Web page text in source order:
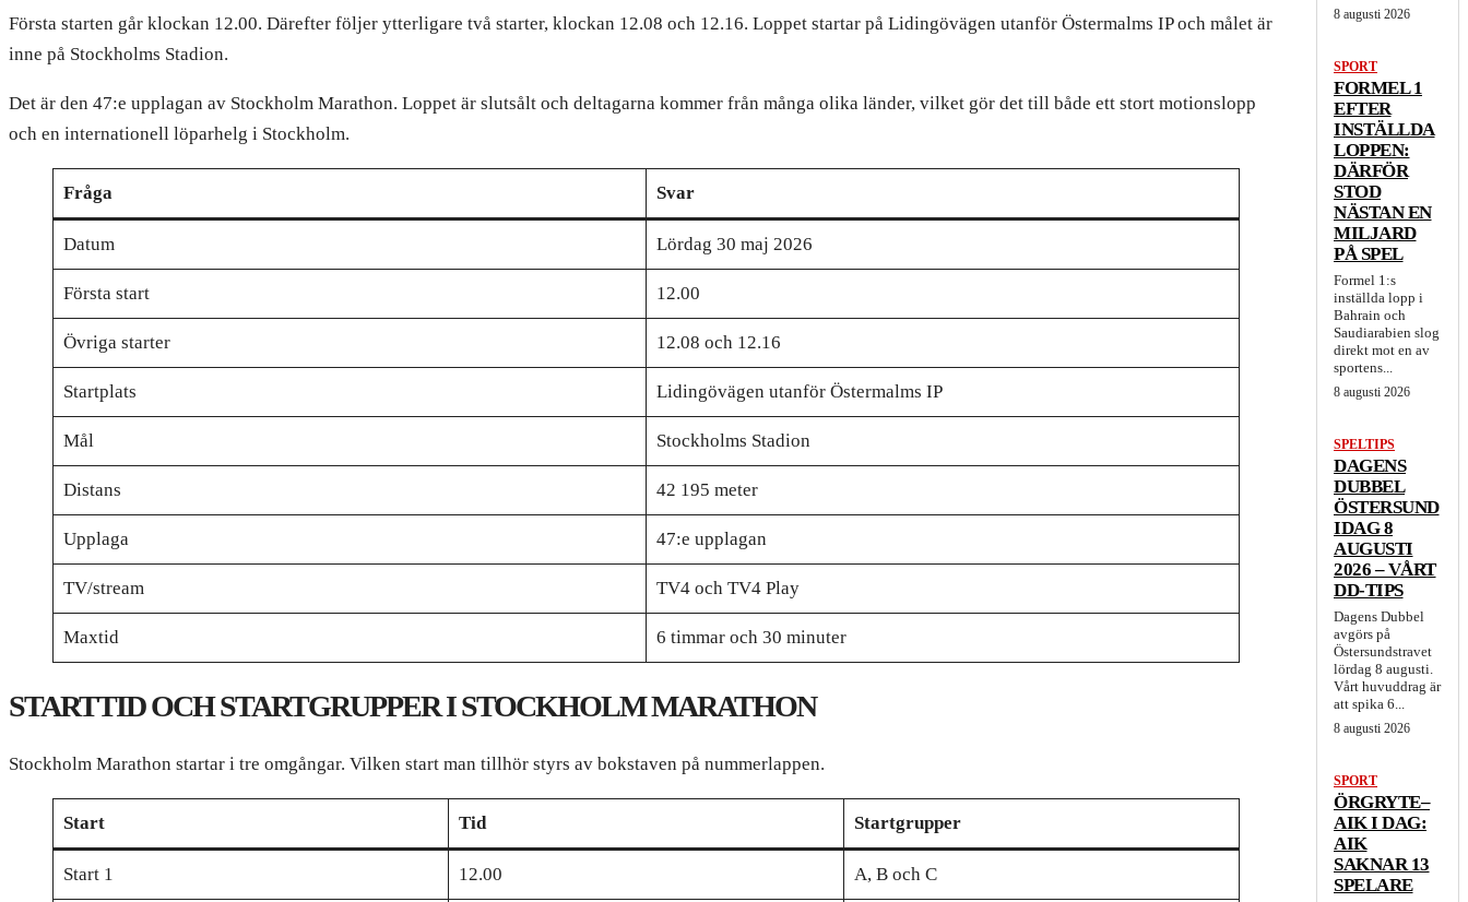
Första starten går klockan 12.00. Därefter följer ytterligare två starter, klockan 12.08 och 12.16. Loppet startar på Lidingövägen utanför Östermalms IP och målet är
inne på Stockholms Stadion.
Det är den 47:e upplagan av Stockholm Marathon. Loppet är slutsålt och deltagarna kommer från många olika länder, vilket gör det till både ett stort motionslopp
och en internationell löparhelg i Stockholm.
Fråga Svar
Datum Lördag 30 maj 2026
Första start 12.00
Övriga starter 12.08 och 12.16
Startplats Lidingövägen utanför Östermalms IP
Mål Stockholms Stadion
Distans 42 195 meter
Upplaga 47:e upplagan
TV/stream TV4 och TV4 Play
Maxtid 6 timmar och 30 minuter
STARTTID OCH STARTGRUPPER I STOCKHOLM MARATHON
Stockholm Marathon startar i tre omgångar. Vilken start man tillhör styrs av bokstaven på nummerlappen.
Start Tid Startgrupper
Start 1 12.00 A, B och C
8 augusti 2026
SPORT
FORMEL 1
EFTER
INSTÄLLDA
LOPPEN:
DÄRFÖR
STOD
NÄSTAN EN
MILJARD
PÅ SPEL
Formel 1:s
inställda lopp i
Bahrain och
Saudiarabien slog
direkt mot en av
sportens...
8 augusti 2026
SPELTIPS
DAGENS
DUBBEL
ÖSTERSUND
IDAG 8
AUGUSTI
2026 – VÅRT
DD-TIPS
Dagens Dubbel
avgörs på
Östersundstravet
lördag 8 augusti.
Vårt huvuddrag är
att spika 6...
8 augusti 2026
SPORT
ÖRGRYTE–
AIK I DAG:
AIK
SAKNAR 13
SPELARE